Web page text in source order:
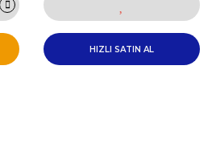
HIZLI SATIN AL